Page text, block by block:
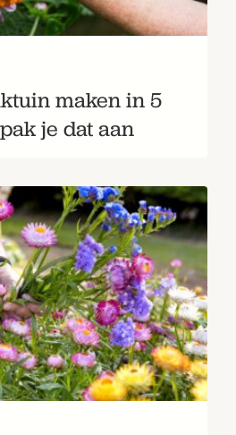
maken in 5
je dat aan